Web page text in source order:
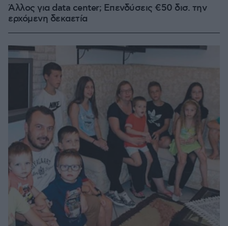
Άλλος για data center; Επενδύσεις €50 δισ. την
ερχόμενη δεκαετία